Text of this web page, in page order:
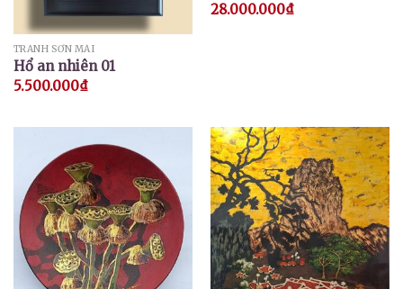
TRANH SƠN MÀI
Hổ an nhiên 01
5.500.000₫
28.000.000₫